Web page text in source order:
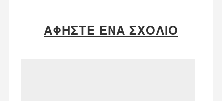
ΑΦΉΣΤΕ ΈΝΑ ΣΧΌΛΙΟ